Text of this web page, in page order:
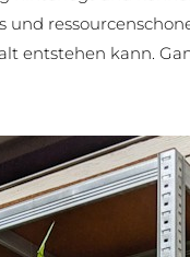
und
entstehen kann.